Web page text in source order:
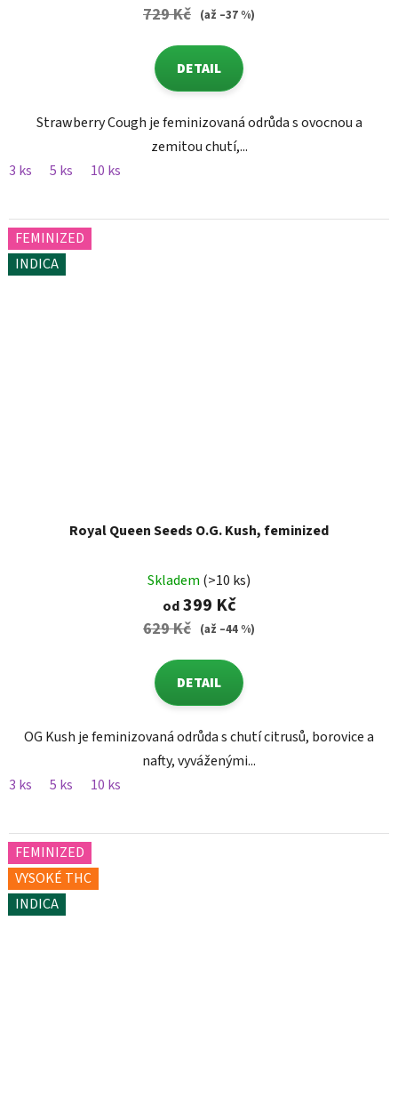
729 Kč (až –37 %)
DETAIL
Strawberry Cough je feminizovaná odrůda s ovocnou a
zemitou chutí,...
3 ks
5 ks 10 ks
FEMINIZED
INDICA
Royal Queen Seeds O.G. Kush, feminized
Skladem (>10 ks)
od399 Kč
629 Kč (až –44 %)
DETAIL
OG Kush je feminizovaná odrůda s chutí citrusů, borovice a
nafty, vyváženými...
3 ks
5 ks 10 ks
FEMINIZED
VYSOKÉ THC
INDICA